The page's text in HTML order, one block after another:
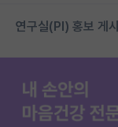
연구실(PI) 홍보 게